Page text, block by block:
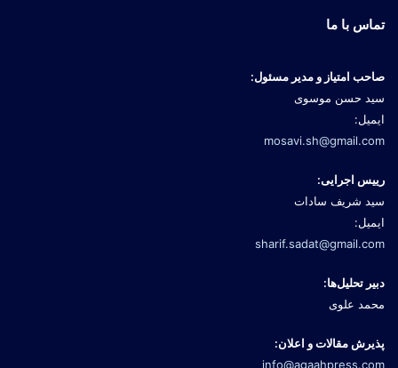
تماس با ما
صاحب امتیاز و مدیر مسئول:
سید حسن موسوی
ایمیل:
mosavi.sh@gmail.com
رییس اجرایی:
سید شریف سادات
ایمیل:
sharif.sadat@gmail.com
دبیر تحلیل‌ها:
محمد علوی
پذیرش مقالات و اعلان:
info@agaahpress.com